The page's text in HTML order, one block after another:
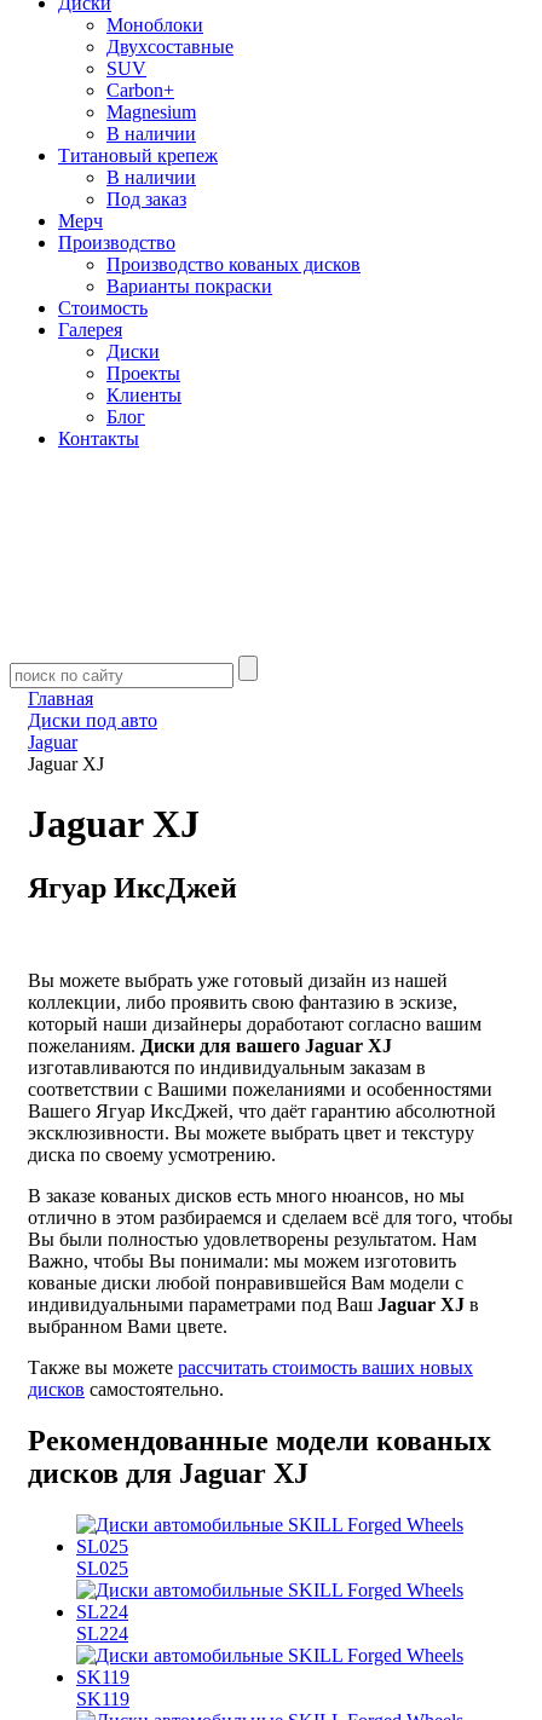
Моноблоки
Двухсоставные
SUV
Carbon+
Magnesium
В наличии
Титановый крепеж
В наличии
Под заказ
Мерч
Производство
Производство кованых дисков
Варианты покраски
Стоимость
Галерея
Диски
Проекты
Клиенты
Блог
Контакты
Главная
Диски под авто
Jaguar
Jaguar XJ
Jaguar XJ
Ягуар ИксДжей
Вы можете выбрать уже готовый дизайн из нашей
коллекции, либо проявить свою фантазию в эскизе,
который наши дизайнеры доработают согласно вашим
пожеланиям. Диски для вашего Jaguar XJ
изготавливаются по индивидуальным заказам в
соответствии с Вашими пожеланиями и особенностями
Вашего Ягуар ИксДжей, что даёт гарантию абсолютной
эксклюзивности. Вы можете выбрать цвет и текстуру
диска по своему усмотрению.
В заказе кованых дисков есть много нюансов, но мы
отлично в этом разбираемся и сделаем всё для того, чтобы
Вы были полностью удовлетворены результатом. Нам
Важно, чтобы Вы понимали: мы можем изготовить
кованые диски любой понравившейся Вам модели с
индивидуальными параметрами под Ваш Jaguar XJ в
выбранном Вами цвете.
Также вы можете рассчитать стоимость ваших новых
дисков самостоятельно.
Рекомендованные модели кованых
дисков для Jaguar XJ
SL025
SL224
SK119